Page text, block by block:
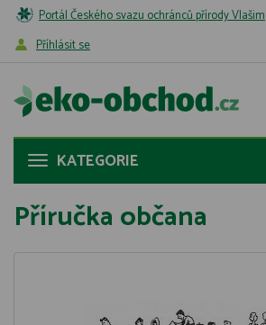
Portál Českého svazu ochránců přírody Vlašim
Příhlásit se
KATEGORIE
Příručka občana